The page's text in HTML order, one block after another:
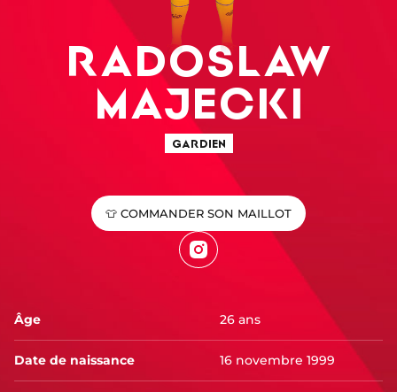
RADOSLAW
MAJECKI
GARDIEN
👕 COMMANDER SON MAILLOT
Instagram
Âge 26 ans
Date de naissance 16 novembre 1999